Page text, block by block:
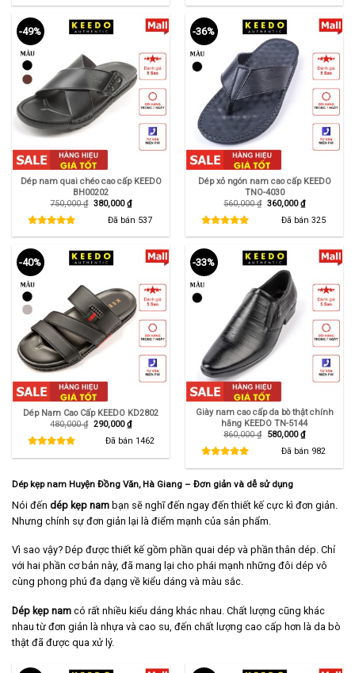
-49%
Dép nam quai chéo cao cấp KEEDO
BH00202
750,000₫ Giá
750,000 ₫.
380,000₫Giá
hiện
tại
là:
380,000 ₫.
Đã bán 537
-36%
Dép xỏ ngón nam cao cấp KEEDO
TNO-4030
560,000₫ Giá
560,000 ₫.
360,000₫Giá
hiện
tại
là:
360,000 ₫.
Đã bán 325
-40%
Dép Nam Cao Cấp KEEDO KD2802
480,000₫ Giá
290,000₫Giá
hiện
tại
Đã bán 1462
-33%
Giày nam cao cấp da bò thật chính
hãng KEEDO TN-5144
860,000₫ Giá
580,000₫Giá
hiện
tại
Đã bán 982
Dép kẹp nam Huyện Đồng Văn, Hà Giang – Đơn giản và dễ sử dụng
Nói đến dép kẹp nam bạn sẽ nghĩ đến ngay đến thiết kế cực kì đơn giản.
Nhưng chính sự đơn giản lại là điểm mạnh của sản phẩm.
Vì sao vậy? Dép được thiết kế gồm phần quai dép và phần thân dép. Chỉ
với hai phần cơ bản này, đã mang lại cho phái mạnh những đôi dép vô
cùng phong phú đa dạng về kiểu dáng và màu sắc.
Dép kẹp nam có rất nhiều kiểu dáng khác nhau. Chất lượng cũng khác
nhau từ đơn giản là nhựa và cao su, đến chất lượng cao cấp hơn là da bò
thật đã được qua xử lý.